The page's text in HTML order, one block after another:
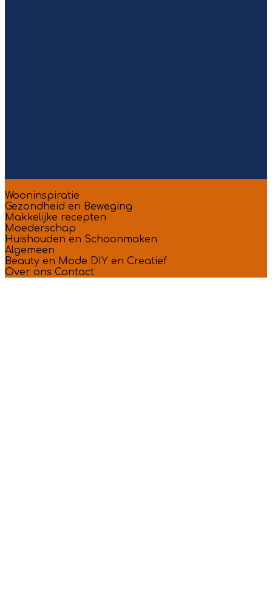
Wooninspiratie
Gezondheid en Beweging
Makkelijke recepten
Moederschap
Huishouden en Schoonmaken
Algemeen
Beauty en Mode DIY en Creatief
Over ons Contact